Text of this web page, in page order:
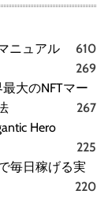
ニュアル
610
269
大のNFTマー
267
Hero
225
毎日稼げる実
220